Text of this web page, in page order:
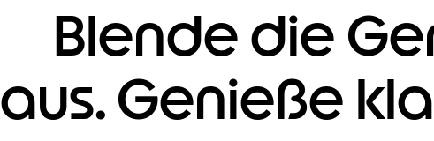
Blende die
aus. Genieße